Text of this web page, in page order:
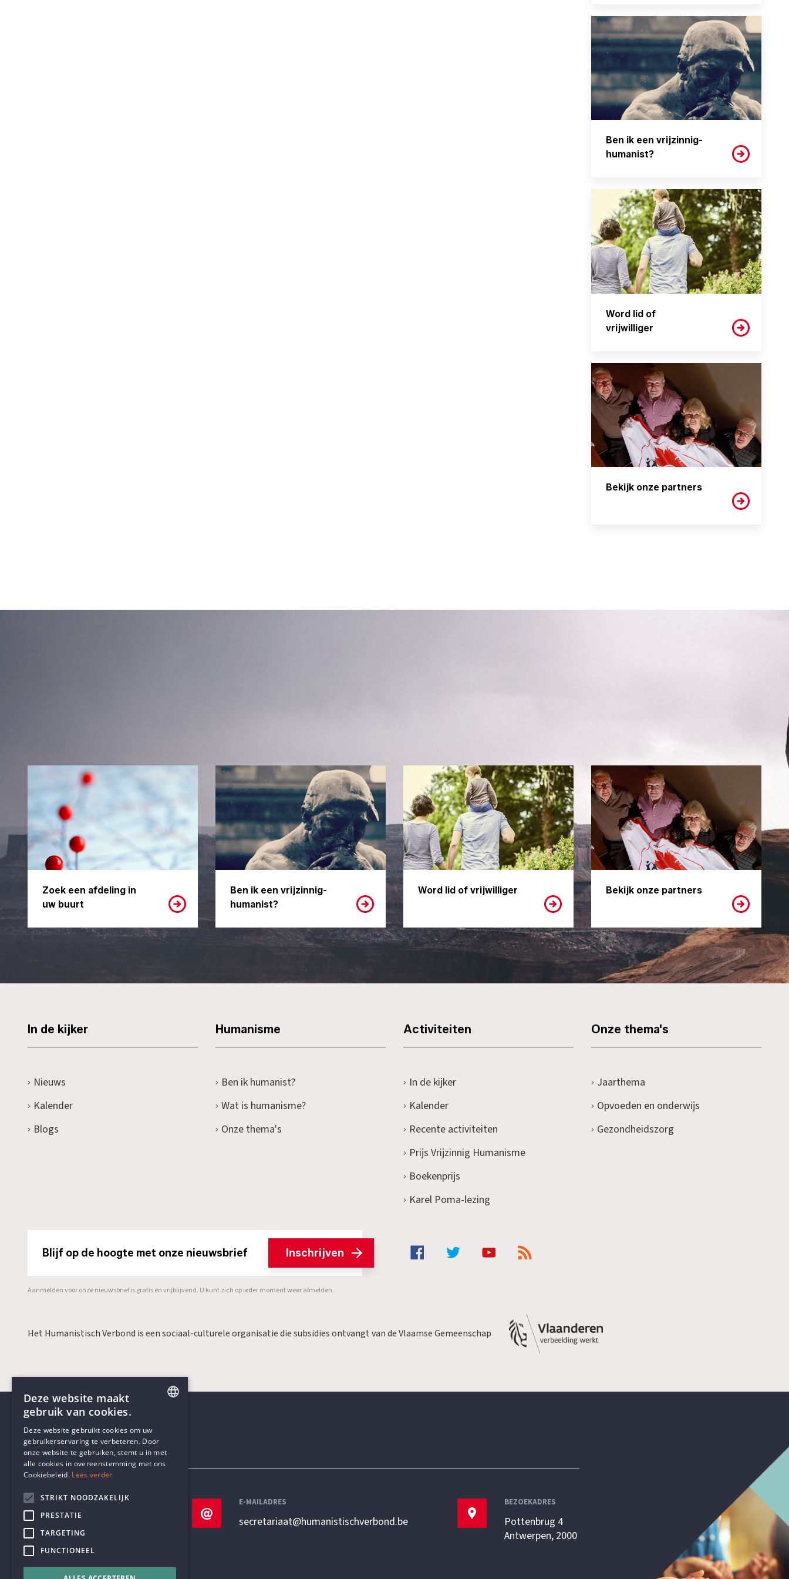
Ben ik een vrijzinnig-
humanist?
Word lid of
vrijwilliger
Bekijk onze partners
Zoek een afdeling in
uw buurt
Ben ik een vrijzinnig-
humanist?
Word lid of vrijwilliger Bekijk onze partners
In de kijker
Nieuws
Kalender
Blogs
Humanisme
Ben ik humanist?
Wat is humanisme?
Onze thema's
Activiteiten
In de kijker
Kalender
Recente activiteiten
Prijs Vrijzinnig Humanisme
Boekenprijs
Karel Poma-lezing
Onze thema's
Jaarthema
Opvoeden en onderwijs
Gezondheidszorg
Blijf op de hoogte met onze nieuwsbrief Inschrijven
Aanmelden voor onze nieuwsbrief is gratis en vrijblijvend. U kunt zich op ieder moment weer afmelden.
Het Humanistisch Verbond is een sociaal-culturele organisatie die subsidies ontvangt van de Vlaamse Gemeenschap
Contactgegevens
TELEFOON
+32 3 233 70 32
E-MAILADRES
secretariaat@humanistischverbond.be
BEZOEKADRES
Pottenbrug 4
Antwerpen, 2000
DUTCH
Deze website maakt
gebruik van cookies.
Deze website gebruikt cookies om uw
gebruikerservaring te verbeteren. Door
onze website te gebruiken, stemt u in met
alle cookies in overeenstemming met ons
Cookiebeleid. Lees verder
STRIKT NOODZAKELIJK
PRESTATIE
TARGETING
FUNCTIONEEL